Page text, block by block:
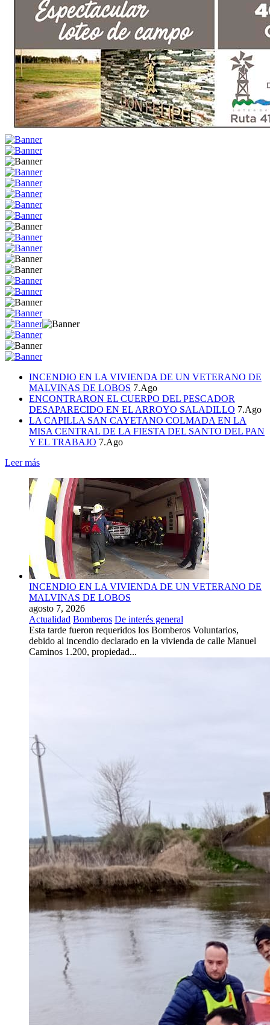
INCENDIO EN LA VIVIENDA DE UN VETERANO DE
MALVINAS DE LOBOS 7.Ago
ENCONTRARON EL CUERPO DEL PESCADOR
DESAPARECIDO EN EL ARROYO SALADILLO 7.Ago
LA CAPILLA SAN CAYETANO COLMADA EN LA
MISA CENTRAL DE LA FIESTA DEL SANTO DEL PAN
Y EL TRABAJO 7.Ago
Leer más
INCENDIO EN LA VIVIENDA DE UN VETERANO DE
MALVINAS DE LOBOS
agosto 7, 2026
Actualidad Bomberos De interés general
Esta tarde fueron requeridos los Bomberos Voluntarios,
debido al incendio declarado en la vivienda de calle Manuel
Caminos 1.200, propiedad...